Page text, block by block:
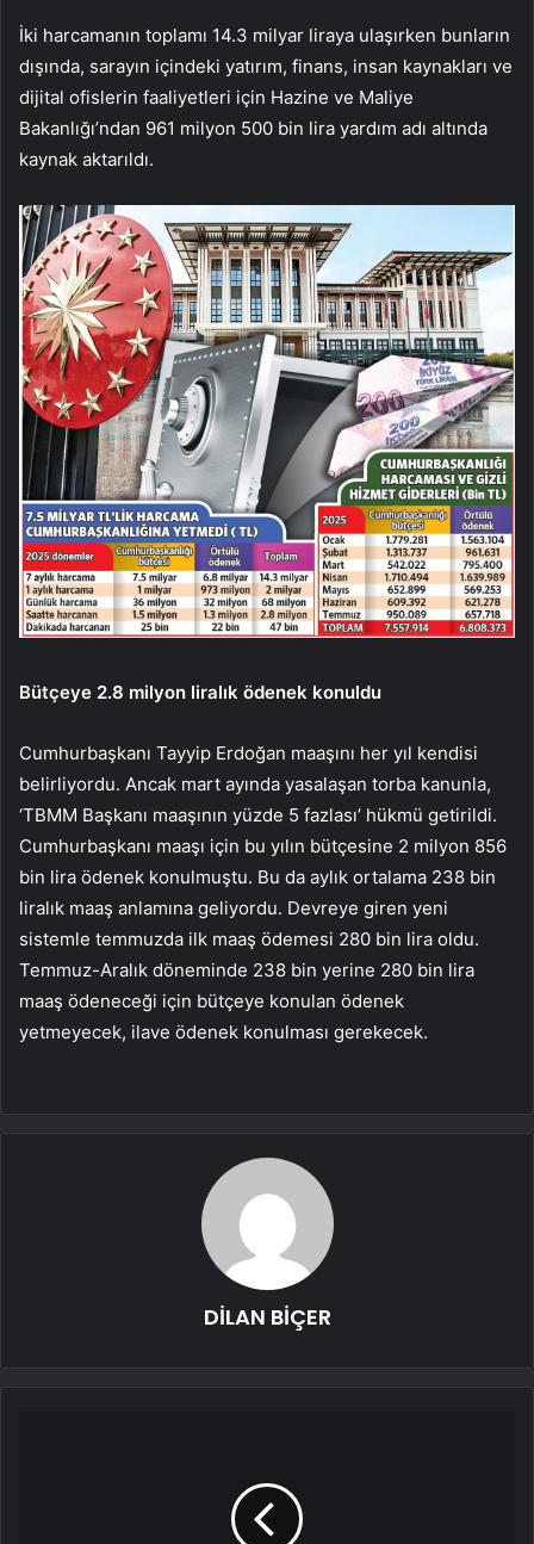
İki harcamanın toplamı 14.3 milyar liraya ulaşırken bunların
dışında, sarayın içindeki yatırım, finans, insan kaynakları ve
dijital ofislerin faaliyetleri için Hazine ve Maliye
Bakanlığı’ndan 961 milyon 500 bin lira yardım adı altında
kaynak aktarıldı.
Bütçeye 2.8 milyon liralık ödenek konuldu
Cumhurbaşkanı Tayyip Erdoğan maaşını her yıl kendisi
belirliyordu. Ancak mart ayında yasalaşan torba kanunla,
‘TBMM Başkanı maaşının yüzde 5 fazlası’ hükmü getirildi.
Cumhurbaşkanı maaşı için bu yılın bütçesine 2 milyon 856
bin lira ödenek konulmuştu. Bu da aylık ortalama 238 bin
liralık maaş anlamına geliyordu. Devreye giren yeni
sistemle temmuzda ilk maaş ödemesi 280 bin lira oldu.
Temmuz-Aralık döneminde 238 bin yerine 280 bin lira
maaş ödeneceği için bütçeye konulan ödenek
yetmeyecek, ilave ödenek konulması gerekecek.
DİLAN BİÇER